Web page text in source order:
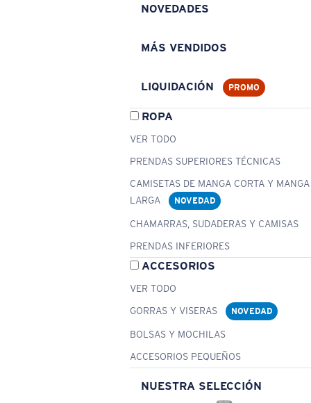
NOVEDADES
MÁS VENDIDOS
LIQUIDACIÓN PROMO
ROPA
VER TODO
PRENDAS SUPERIORES TÉCNICAS
CAMISETAS DE MANGA CORTA Y MANGA
LARGA
NOVEDAD
CHAMARRAS, SUDADERAS Y CAMISAS
PRENDAS INFERIORES
ACCESORIOS
VER TODO
GORRAS Y VISERAS
NOVEDAD
BOLSAS Y MOCHILAS
ACCESORIOS PEQUEÑOS
NUESTRA SELECCIÓN